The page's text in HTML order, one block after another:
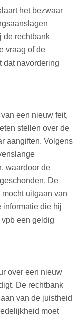
het bezwaar
de rechtbank
vraag of de
dat navordering
een nieuw feit,
stellen over de
aangiften. Volgens
waardoor de
De
uitgaan van
informatie die hij
een geldig
over een nieuw
De rechtbank
van de juistheid
moet